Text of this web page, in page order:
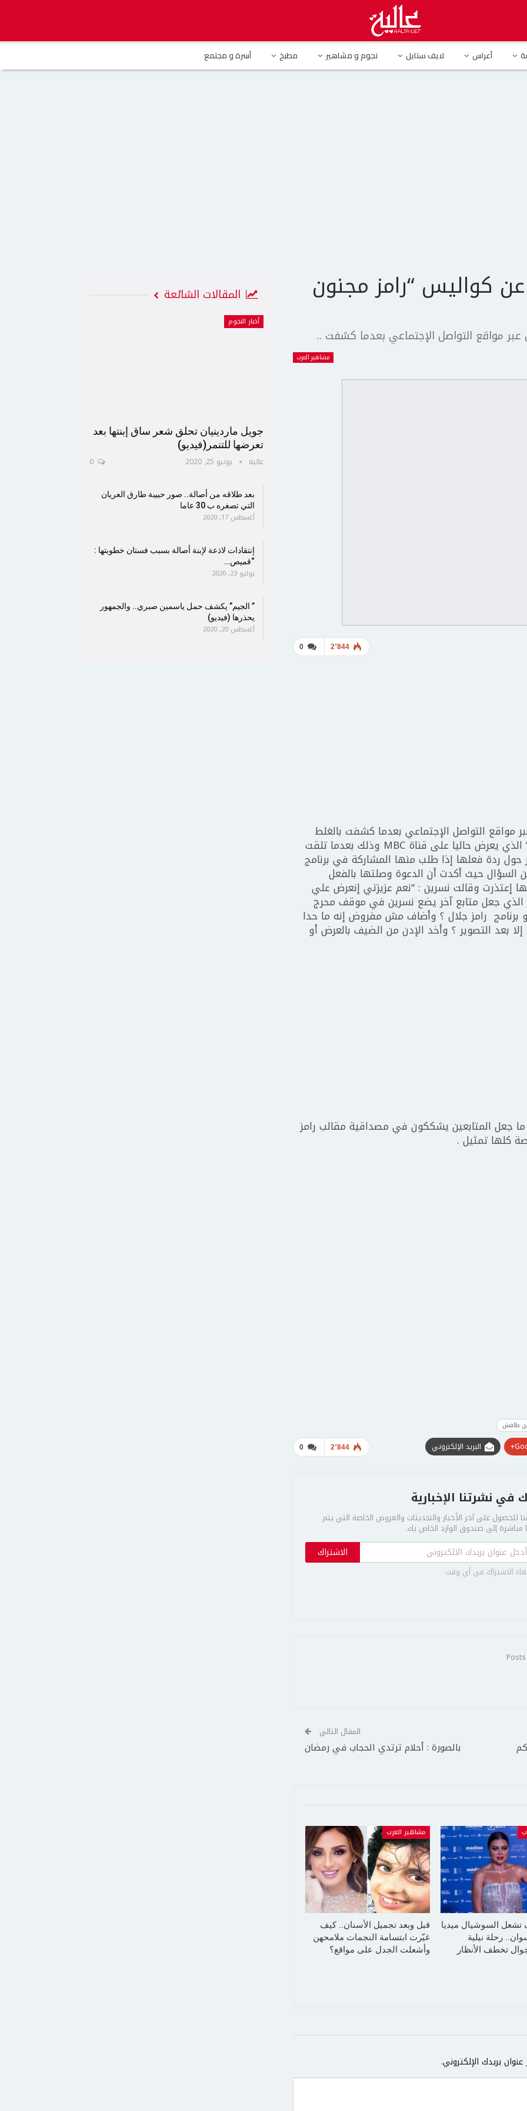
أعراس لايف ستايل نجوم و مشاهير مطبخ أسرة و مجتمع
تفصح عن كواليس “رامز مجنون رسمي” بالخطأ
كواليس “رامز مجنون
عبر مواقع التواصل الإجتماعي بعدما كشفت ..
مشاهير العرب
0 2٬844
مواقع التواصل الإجتماعي بعدما كشفت بالغلط
كواليس برنامج المقالب “رامز مجنون رسمي” الذي يعرض حاليا على قناة MBC وذلك بعدما تلقت
ردة فعلها إذا طلب منها المشاركة في برنامج
السؤال حيث أكدت أن الدعوة وصلتها بالفعل
إعتذرت وقالت نسرين : “نعم عزيزتي إنعرض علي
الذي جعل متابع آخر يضع نسرين في موقف محرج
رامز جلال ؟ وأضاف مش مفروض إنه ما حدا
بعد التصوير ؟ وأخد الإدن من الضيف بالعرض أو
جعل المتابعين يشككون في مصداقية مقالب رامز
كلها تمثيل .
طافش
0 2٬844 البريد الإلكتروني
في نشرتنا الإخبارية
للحصول على آخر الأخبار والتحديثات والعروض الخاصة التي يتم
إلى صندوق الوارد الخاص بك.
الاشتراك
الاشتراك في أي وقت
المقال التالي
بالصورة : أحلام ترتدي الحجاب في رمضان
تشعل السوشيال ميديا
رحلة نيلية
تخطف الأنظار
مشاهير العرب
قبل وبعد تجميل الأسنان.. كيف
غيّرت ابتسامة النجمات ملامحهن
وأشعلت الجدل على مواقع؟
بريدك الإلكتروني.
المقالات الشائعة
أخبار النجوم
جويل ماردينيان تحلق شعر ساق إبنتها بعد
تعرضها للتنمر(فيديو)
عالية يونيو 25, 2020
بعد طلاقه من أصالة.. صور حبيبة طارق العريان
التي تصغره ب 30 عاما
أغسطس 17, 2020
إنتقادات لاذعة لإبنة أصالة بسبب فستان خطوبتها :
“قميص…
يوليو 23, 2020
” الجيم” يكشف حمل ياسمين صبري.. والجمهور
يحذرها (فيديو)
أغسطس 20, 2020